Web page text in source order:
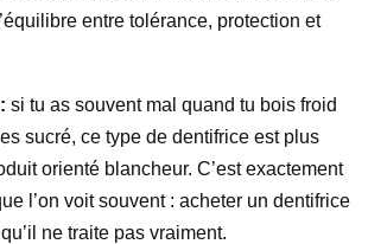
entre tolérance, protection et
si tu as souvent mal quand tu bois froid
sucré, ce type de dentifrice est plus
orienté blancheur. C’est exactement
l’on voit souvent : acheter un dentifrice
ne traite pas vraiment.